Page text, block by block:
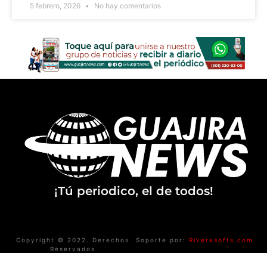
5 febrero, 2026 No hay comentarios
¡Tú periodico, el de todos!
Copyright © 2022. Derechos
Reservados
Soporte por: Riverasofts.com